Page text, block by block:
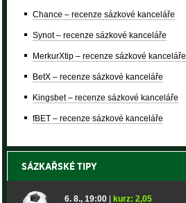
Chance – recenze sázkové kanceláře
Synot – recenze sázkové kanceláře
MerkurXtip – recenze sázkové kanceláře
BetX – recenze sázkové kanceláře
Kingsbet – recenze sázkové kanceláře
fBET – recenze sázkové kanceláře
SÁZKAŘSKÉ TIPY
6. 8., 19:00
kurz: 2,05